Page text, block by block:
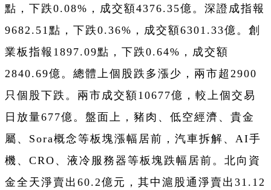
點，下跌0.08%，成交額4376.35億。深證成指報
9682.51點，下跌0.36%，成交額6301.33億。創
業板指報1897.09點，下跌0.64%，成交額
2840.69億。總體上個股跌多漲少，兩市超2900
只個股下跌。兩市成交額10677億，較上個交易
日放量677億。盤面上，豬肉、低空經濟、貴金
屬、Sora概念等板塊漲幅居前，汽車拆解、AI手
機、CRO、液冷服務器等板塊跌幅居前。北向資
金全天淨賣出60.2億元，其中滬股通淨賣出31.12